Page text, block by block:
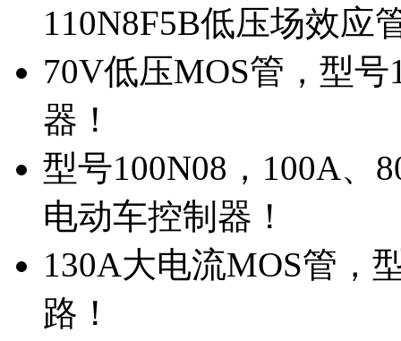
110N8F5B低压场效应
70V低压MOS管，型
器！
型号100N08，100A、
电动车控制器！
130A大电流MOS管，
路！